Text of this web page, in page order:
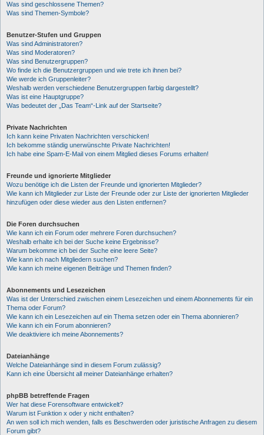
Was sind geschlossene Themen?
Was sind Themen-Symbole?
Benutzer-Stufen und Gruppen
Was sind Administratoren?
Was sind Moderatoren?
Was sind Benutzergruppen?
Wo finde ich die Benutzergruppen und wie trete ich ihnen bei?
Wie werde ich Gruppenleiter?
Weshalb werden verschiedene Benutzergruppen farbig dargestellt?
Was ist eine Hauptgruppe?
Was bedeutet der „Das Team“-Link auf der Startseite?
Private Nachrichten
Ich kann keine Privaten Nachrichten verschicken!
Ich bekomme ständig unerwünschte Private Nachrichten!
Ich habe eine Spam-E-Mail von einem Mitglied dieses Forums erhalten!
Freunde und ignorierte Mitglieder
Wozu benötige ich die Listen der Freunde und ignorierten Mitglieder?
Wie kann ich Mitglieder zur Liste der Freunde oder zur Liste der ignorierten Mitglieder
hinzufügen oder diese wieder aus den Listen entfernen?
Die Foren durchsuchen
Wie kann ich ein Forum oder mehrere Foren durchsuchen?
Weshalb erhalte ich bei der Suche keine Ergebnisse?
Warum bekomme ich bei der Suche eine leere Seite?
Wie kann ich nach Mitgliedern suchen?
Wie kann ich meine eigenen Beiträge und Themen finden?
Abonnements und Lesezeichen
Was ist der Unterschied zwischen einem Lesezeichen und einem Abonnements für ein
Thema oder Forum?
Wie kann ich ein Lesezeichen auf ein Thema setzen oder ein Thema abonnieren?
Wie kann ich ein Forum abonnieren?
Wie deaktiviere ich meine Abonnements?
Dateianhänge
Welche Dateianhänge sind in diesem Forum zulässig?
Kann ich eine Übersicht all meiner Dateianhänge erhalten?
phpBB betreffende Fragen
Wer hat diese Forensoftware entwickelt?
Warum ist Funktion x oder y nicht enthalten?
An wen soll ich mich wenden, falls es Beschwerden oder juristische Anfragen zu diesem
Forum gibt?